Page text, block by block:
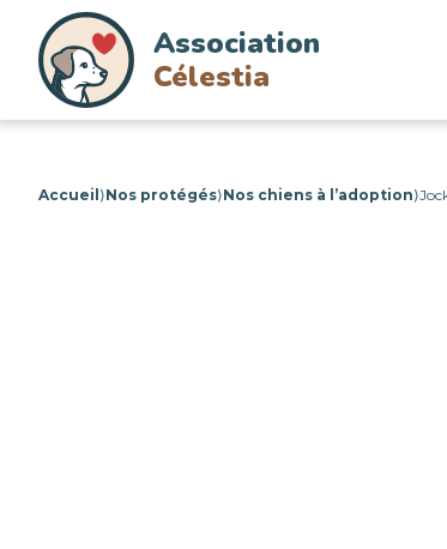
Association
Célestia
Accueil ⟩Nos protégés⟩Nos chiens à l’adoption⟩